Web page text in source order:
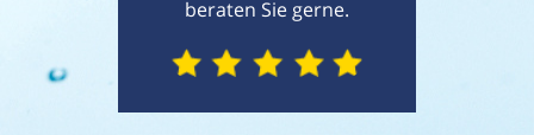
beraten Sie gerne.